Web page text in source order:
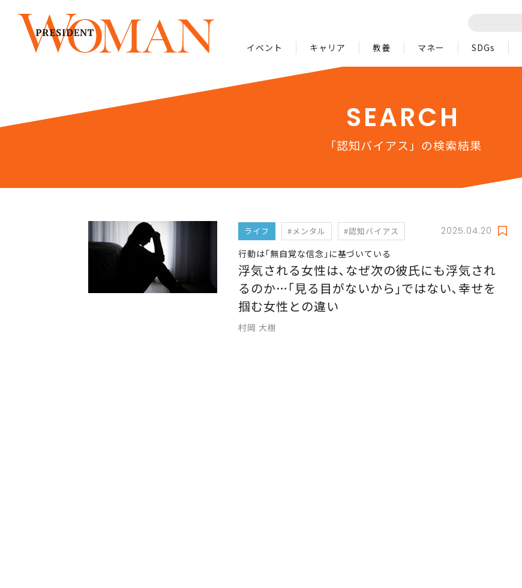
イベント キャリア 教養 マネー SDGs
SEARCH
「認知バイアス」の検索結果
ライフ #メンタル #認知バイアス
2025.04.20
行動は｢無自覚な信念｣に基づいている
浮気される女性は､なぜ次の彼氏にも浮気され
るのか…｢見る目がないから｣ではない､幸せを
掴む女性との違い
村岡 大樹